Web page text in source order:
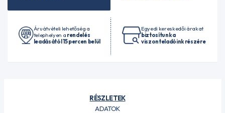
Áruátvételi lehetőség a
telephelyen a rendelés
leadásától 15 percen belül
Egyedi kereskedői árakat
biztosítunk a
viszonteladóink részére
RÉSZLETEK
ADATOK